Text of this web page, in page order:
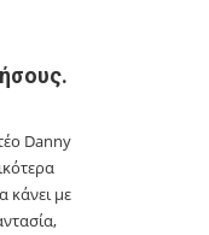
Danny
κάνει με